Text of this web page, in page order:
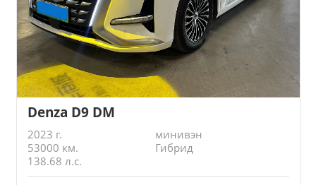
Denza D9 DM
2023 г.
минивэн
53000 км.
Гибрид
138.68 л.с.